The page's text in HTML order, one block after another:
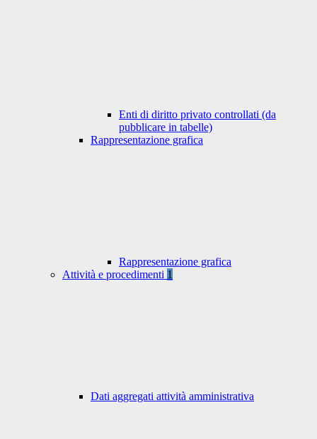
Enti di diritto privato controllati (da
pubblicare in tabelle)
Rappresentazione grafica
Rappresentazione grafica
Attività e procedimenti 1
Dati aggregati attività amministrativa